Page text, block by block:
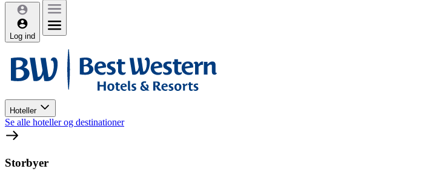
Log ind
Hoteller
Se alle hoteller og destinationer
Storbyer